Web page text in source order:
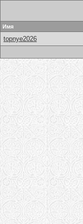
Имя
topnye2026